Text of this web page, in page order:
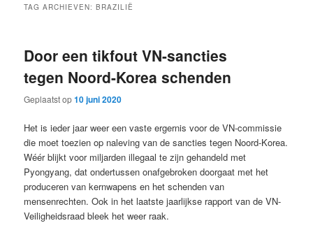
TAG ARCHIEVEN:BRAZILIË
Door een tikfout VN-sancties
tegen Noord-Korea schenden
Geplaatst op10 juni 2020
Het is ieder jaar weer een vaste ergernis voor de VN-commissie
die moet toezien op naleving van de sancties tegen Noord-Korea.
Wéér blijkt voor miljarden illegaal te zijn gehandeld met
Pyongyang, dat ondertussen onafgebroken doorgaat met het
produceren van kernwapens en het schenden van
mensenrechten. Ook in het laatste jaarlijkse rapport van de VN-
Veiligheidsraad bleek het weer raak.